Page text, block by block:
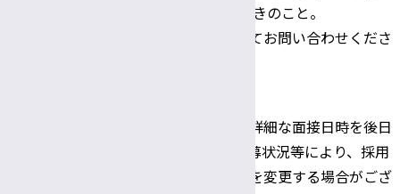
職員） 希望」と朱書きのこと。
不明な点はお電話にてお問い合わせくださ
※書類選考結果及び詳細な面接日時を後日
連絡いたします。応募状況等により、採用
日、書類提出期限等を変更する場合がござ